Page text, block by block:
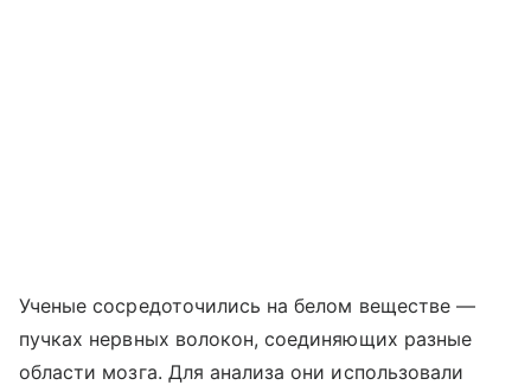
Ученые сосредоточились на белом веществе —
пучках нервных волокон, соединяющих разные
области мозга. Для анализа они использовали